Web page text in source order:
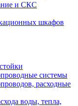
и СКС
шкафов
системы
расходные
воды, тепла,